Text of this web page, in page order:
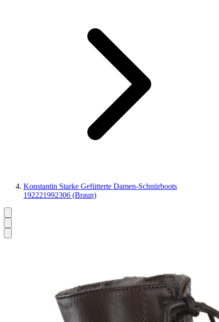
Konstantin Starke Gefütterte Damen-Schnürboots
192221992306 (Braun)